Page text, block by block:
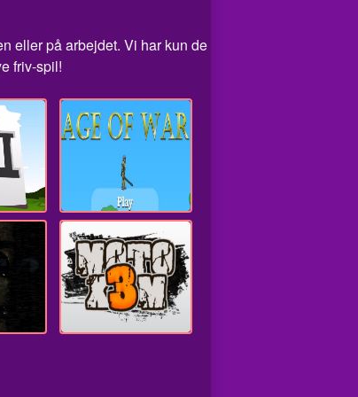
eller på arbejdet. Vi har kun de
friv-spil!